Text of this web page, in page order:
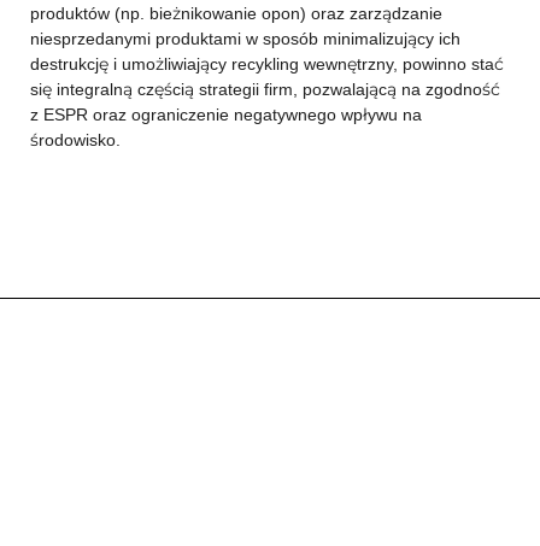
produktów (np. bieżnikowanie opon) oraz zarządzanie
niesprzedanymi produktami w sposób minimalizujący ich
destrukcję i umożliwiający recykling wewnętrzny, powinno stać
się integralną częścią strategii firm, pozwalającą na zgodność
z ESPR oraz ograniczenie negatywnego wpływu na
środowisko.